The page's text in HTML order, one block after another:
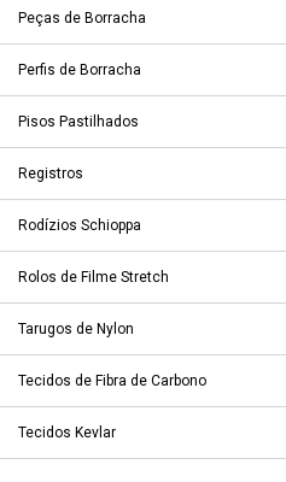
Peças de Borracha
Perfis de Borracha
Pisos Pastilhados
Registros
Rodízios Schioppa
Rolos de Filme Stretch
Tarugos de Nylon
Tecidos de Fibra de Carbono
Tecidos Kevlar